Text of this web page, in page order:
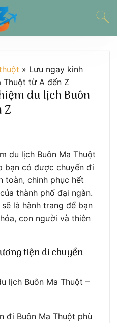
» Lưu ngay kinh
Thuột từ A đến Z
du lịch Buôn
Z
du lịch Buôn Ma Thuột
bạn có được chuyến đi
toàn, chinh phục hết
thành phố đại ngàn.
là hành trang để bạn
con người và thiên
tiện di chuyển
lịch Buôn Ma Thuột –
đi Buôn Ma Thuột phù